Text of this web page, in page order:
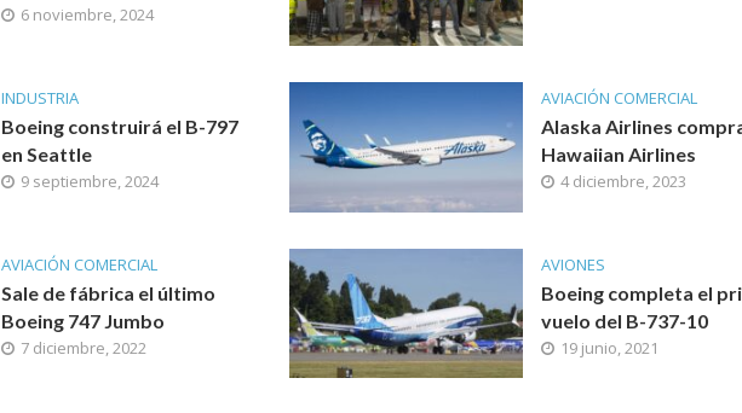
6 noviembre, 2024
INDUSTRIA
Boeing construirá el B-797
en Seattle
9 septiembre, 2024
AVIACIÓN COMERCIAL
Alaska Airlines
Hawaiian Airlines
4 diciembre, 2023
AVIACIÓN COMERCIAL
Sale de fábrica el último
Boeing 747 Jumbo
7 diciembre, 2022
AVIONES
Boeing completa el
vuelo del B-737-10
19 junio, 2021